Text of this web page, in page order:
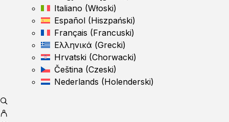
Italiano (Włoski)
Español (Hiszpański)
Français (Francuski)
Ελληνικά (Grecki)
Hrvatski (Chorwacki)
Čeština (Czeski)
Nederlands (Holenderski)